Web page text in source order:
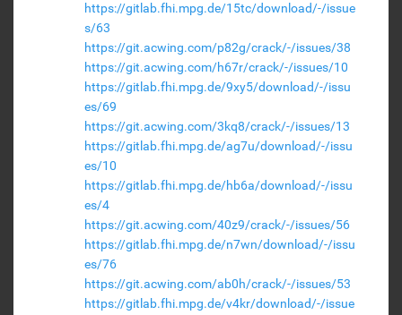
https://gitlab.fhi.mpg.de/15tc/download/-/issue
s/63
https://git.acwing.com/p82g/crack/-/issues/38
https://git.acwing.com/h67r/crack/-/issues/10
https://gitlab.fhi.mpg.de/9xy5/download/-/issu
es/69
https://git.acwing.com/3kq8/crack/-/issues/13
https://gitlab.fhi.mpg.de/ag7u/download/-/issu
es/10
https://gitlab.fhi.mpg.de/hb6a/download/-/issu
es/4
https://git.acwing.com/40z9/crack/-/issues/56
https://gitlab.fhi.mpg.de/n7wn/download/-/issu
es/76
https://git.acwing.com/ab0h/crack/-/issues/53
https://gitlab.fhi.mpg.de/v4kr/download/-/issue